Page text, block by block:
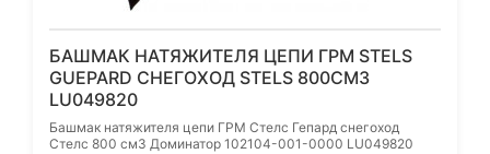
БАШМАК НАТЯЖИТЕЛЯ ЦЕПИ ГРМ STELS
GUEPARD СНЕГОХОД STELS 800СМ3
LU049820
Башмак натяжителя цепи ГРМ Стелс Гепард снегоход
Стелс 800 см3 Доминатор 102104-001-0000 LU049820